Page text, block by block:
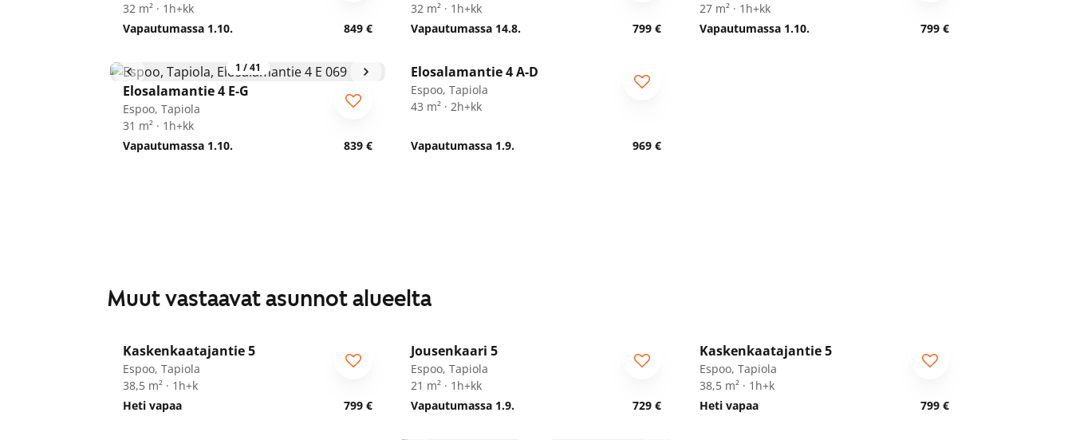
32 m² · 1h+kk
Vapautumassa 1.10.
849 €
32 m² · 1h+kk
Vapautumassa 14.8.
799 €
27 m² · 1h+kk
Vapautumassa 1.10.
799 €
1 /41
Elosalamantie 4 E-G
Espoo, Tapiola
31 m² · 1h+kk
Vapautumassa 1.10.
839 €
Elosalamantie 4 A-D
Espoo, Tapiola
43 m² · 2h+kk
Vapautumassa 1.9. 969 €
Muut vastaavat asunnot alueelta
Kaskenkaatajantie 5
Espoo, Tapiola
38,5 m² · 1h+k
Heti vapaa
799 €
Jousenkaari 5
Espoo, Tapiola
21 m² · 1h+kk
Vapautumassa 1.9.
729 €
Kaskenkaatajantie 5
Espoo, Tapiola
38,5 m² · 1h+k
Heti vapaa
799 €